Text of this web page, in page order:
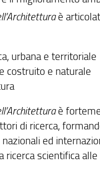
è
urbana e territoriale
costruito e naturale
è
di ricerca,
ed
ricerca scientifica